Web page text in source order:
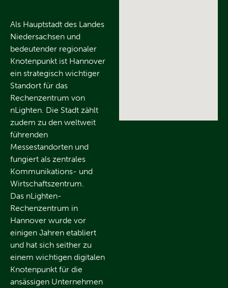
Als Hauptstadt des Landes
Niedersachsen und
bedeutender regionaler
Knotenpunkt ist Hannover
ein strategisch wichtiger
Standort für das
Rechenzentrum von
nLighten. Die Stadt zählt
zudem zu den weltweit
führenden
Messestandorten und
fungiert als zentrales
Kommunikations- und
Wirtschaftszentrum.
Das nLighten-
Rechenzentrum in
Hannover wurde vor
einigen Jahren etabliert
und hat sich seither zu
einem wichtigen digitalen
Knotenpunkt für die
ansässigen Unternehmen